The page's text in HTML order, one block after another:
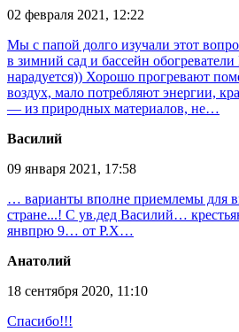
02 февраля 2021, 12:22
Мы с папой долго изучали этот
в зимний сад и бассейн
нарадуется)) Хорошо прогревают
воздух, мало потребляют энергии,
— из природных материалов, не…
Василий
09 января 2021, 17:58
… варианты вполне приемлемы для
стране...! С ув.дед Василий…
янвпрю 9… от Р.Х…
Анатолий
18 сентября 2020, 11:10
Спасибо!!!